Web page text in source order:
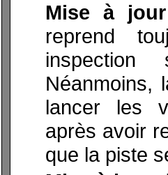
Mise à
reprend
Néanmoins,
lancer les
après avoir
que la piste